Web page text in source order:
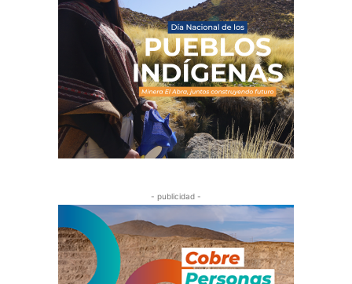
- publicidad -